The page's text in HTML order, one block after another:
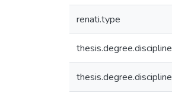
renati.type
thesis.degree.discipline
thesis.degree.discipline